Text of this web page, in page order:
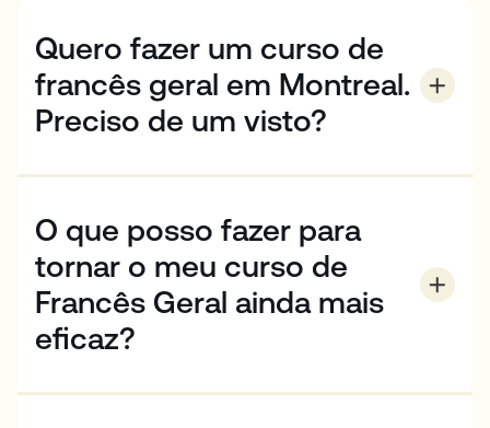
Quero fazer um curso de
francês geral em Montreal.
Preciso de um visto?
necessitar de um visto para estudar em Montreal –
não têm burocracia excessiva. Contacte-nos para
saber mais.
O que posso fazer para
tornar o meu curso de
Francês Geral ainda mais
eficaz?
mergulhar na língua e cultura francesas para que